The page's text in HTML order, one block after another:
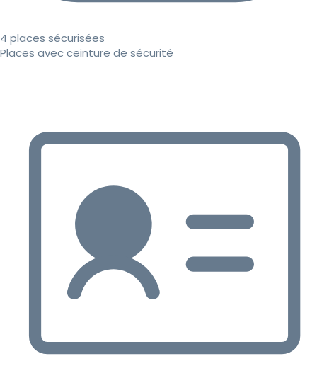
4 places sécurisées
Places avec ceinture de sécurité